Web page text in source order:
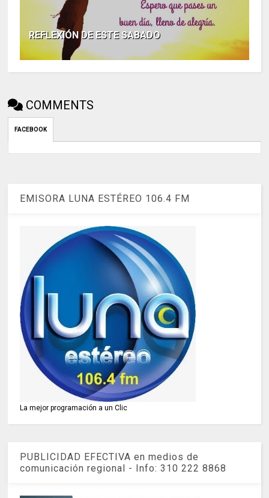
REFLEXIÓN DE ESTE SABADO
COMMENTS
FACEBOOK
EMISORA LUNA ESTÉREO 106.4 FM
La mejor programación a un Clic
PUBLICIDAD EFECTIVA en medios de
comunicación regional - Info: 310 222 8868